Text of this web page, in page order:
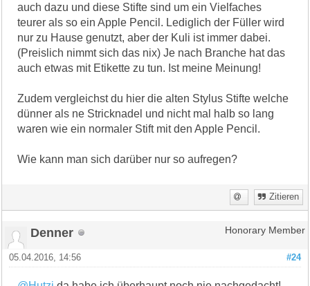
auch dazu und diese Stifte sind um ein Vielfaches
teurer als so ein Apple Pencil. Lediglich der Füller wird
nur zu Hause genutzt, aber der Kuli ist immer dabei.
(Preislich nimmt sich das nix) Je nach Branche hat das
auch etwas mit Etikette zu tun. Ist meine Meinung!
Zudem vergleichst du hier die alten Stylus Stifte welche
dünner als ne Stricknadel und nicht mal halb so lang
waren wie ein normaler Stift mit den Apple Pencil.
Wie kann man sich darüber nur so aufregen?
Zitieren
Denner Honorary Member
#24
05.04.2016, 14:56